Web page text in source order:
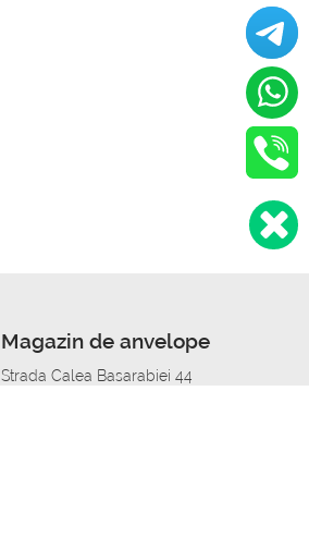
Magazin de anvelope
Strada Calea Basarabiei 44